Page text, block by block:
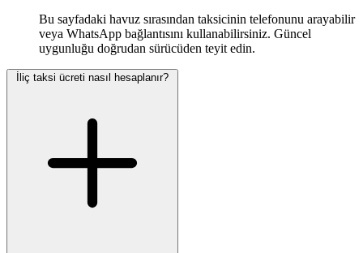
Bu sayfadaki havuz sırasından taksicinin telefonunu arayabilir
veya WhatsApp bağlantısını kullanabilirsiniz. Güncel
uygunluğu doğrudan sürücüden teyit edin.
İliç taksi ücreti nasıl hesaplanır?